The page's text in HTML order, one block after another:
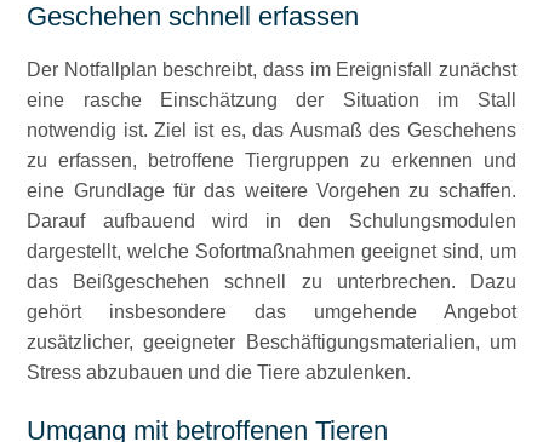
Geschehen schnell erfassen
Der Notfallplan beschreibt, dass im Ereignisfall zunächst
eine rasche Einschätzung der Situation im Stall
notwendig ist. Ziel ist es, das Ausmaß des Geschehens
zu erfassen, betroffene Tiergruppen zu erkennen und
eine Grundlage für das weitere Vorgehen zu schaffen.
Darauf aufbauend wird in den Schulungsmodulen
dargestellt, welche Sofortmaßnahmen geeignet sind, um
das Beißgeschehen schnell zu unterbrechen. Dazu
gehört insbesondere das umgehende Angebot
zusätzlicher, geeigneter Beschäftigungsmaterialien, um
Stress abzubauen und die Tiere abzulenken.
Umgang mit betroffenen Tieren